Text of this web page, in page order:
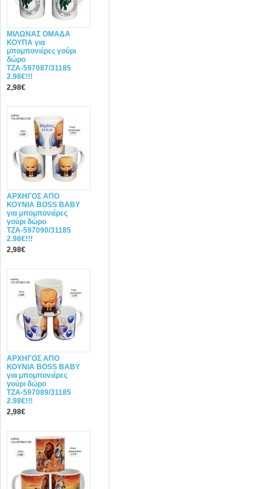
ΜΙΛΩΝΑΣ ΟΜΑΔΑ
ΚΟΥΠΑ για
μπομπονιέρες γούρι
δώρο
ΤΖΑ-597087/31185
2.98€!!!
2,98€
ΑΡΧΗΓΟΣ ΑΠΟ
ΚΟΥΝΙΑ BOSS BABY
για μπομπονιέρες
γούρι δώρο
ΤΖΑ-597090/31185
2.98€!!!
2,98€
ΑΡΧΗΓΟΣ ΑΠΟ
ΚΟΥΝΙΑ BOSS BABY
για μπομπονιέρες
γούρι δώρο
ΤΖΑ-597089/31185
2.98€!!!
2,98€